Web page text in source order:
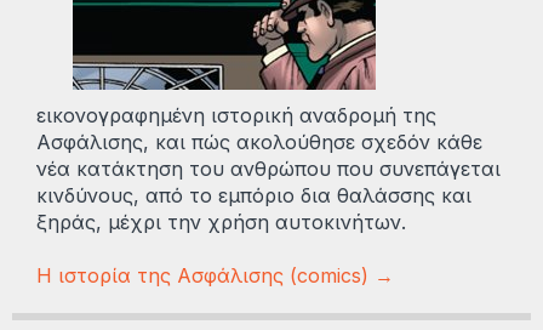
εικονογραφημένη ιστορική αναδρομή της
Ασφάλισης, και πώς ακολούθησε σχεδόν κάθε
νέα κατάκτηση του ανθρώπου που συνεπάγεται
κινδύνους, από το εμπόριο δια θαλάσσης και
ξηράς, μέχρι την χρήση αυτοκινήτων.
Η ιστορία της Ασφάλισης (comics) →